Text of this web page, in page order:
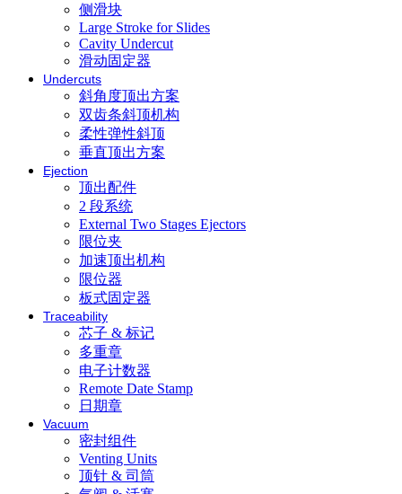
侧滑块
Large Stroke for Slides
Cavity Undercut
滑动固定器
Undercuts
斜角度顶出方案
双齿条斜顶机构
柔性弹性斜顶
垂直顶出方案
Ejection
顶出配件
2 段系统
External Two Stages Ejectors
限位夹
加速顶出机构
限位器
板式固定器
Traceability
芯子 & 标记
多重章
电子计数器
Remote Date Stamp
日期章
Vacuum
密封组件
Venting Units
顶针 & 司筒